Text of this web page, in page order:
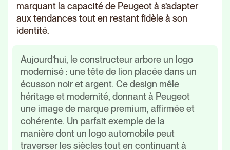
marquant la capacité de Peugeot à s’adapter
aux tendances tout en restant fidèle à son
identité.
Aujourd’hui, le constructeur arbore un logo
modernisé : une tête de lion placée dans un
écusson noir et argent. Ce design mêle
héritage et modernité, donnant à Peugeot
une image de marque premium, affirmée et
cohérente. Un parfait exemple de la
manière dont un logo automobile peut
traverser les siècles tout en continuant à